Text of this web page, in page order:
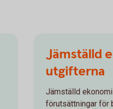
Jämställd
utgifterna
Jämställd
förutsättningar för